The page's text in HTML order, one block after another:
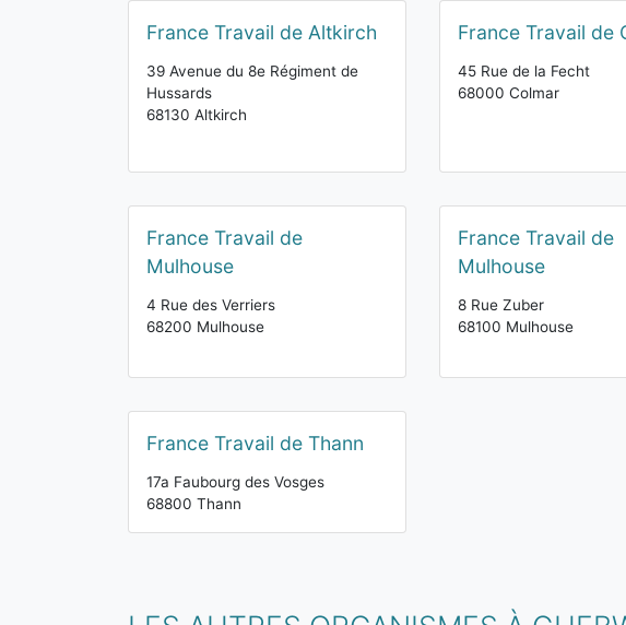
France Travail de Altkirch
39 Avenue du 8e Régiment de
Hussards
68130 Altkirch
France Travail de
45 Rue de la Fecht
68000 Colmar
France Travail de
Mulhouse
4 Rue des Verriers
68200 Mulhouse
France Travail de
Mulhouse
8 Rue Zuber
68100 Mulhouse
France Travail de Thann
17a Faubourg des Vosges
68800 Thann